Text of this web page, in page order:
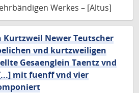
Werkes – [Altus]
Kurtzweil Newer Teutscher
vnd kurtzweiligen
Gesaenglein Taentz vnd
mit fuenff vnd vier